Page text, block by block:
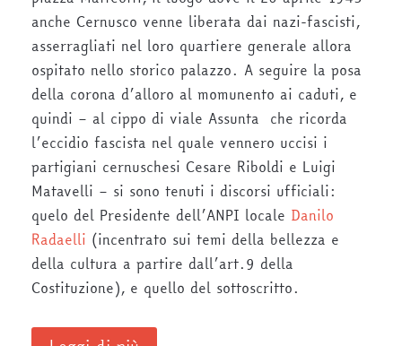
anche Cernusco venne liberata dai nazi-fascisti,
asserragliati nel loro quartiere generale allora
ospitato nello storico palazzo. A seguire la posa
della corona d’alloro al momunento ai caduti, e
quindi – al cippo di viale Assunta che ricorda
l’eccidio fascista nel quale vennero uccisi i
partigiani cernuschesi Cesare Riboldi e Luigi
Matavelli – si sono tenuti i discorsi ufficiali:
quelo del Presidente dell’ANPI locale Danilo
Radaelli (incentrato sui temi della bellezza e
della cultura a partire dall’art.9 della
Costituzione), e quello del sottoscritto.